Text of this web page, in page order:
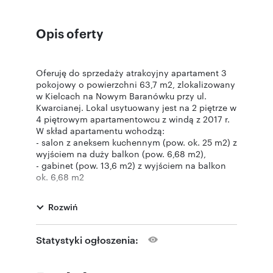
Opis oferty
Oferuję do sprzedaży atrakcyjny apartament 3
pokojowy o powierzchni 63,7 m2, zlokalizowany
w Kielcach na Nowym Baranówku przy ul.
Kwarcianej. Lokal usytuowany jest na 2 piętrze w
4 piętrowym apartamentowcu z windą z 2017 r.
W skład apartamentu wchodzą:
- salon z aneksem kuchennym (pow. ok. 25 m2) z
wyjściem na duży balkon (pow. 6,68 m2),
- gabinet (pow. 13,6 m2) z wyjściem na balkon
ok. 6,68 m2
- łazienka (ok. 4,6 m2),
- osobne wc,
- garderoba,
- przedpokój.
Rozwiń
Statystyki ogłoszenia: